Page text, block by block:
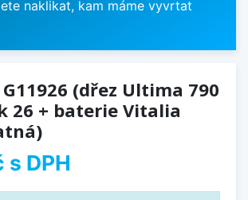
naklikat, kam máme vyvrtat
(dřez Ultima 790
26 + baterie Vitalia
s DPH